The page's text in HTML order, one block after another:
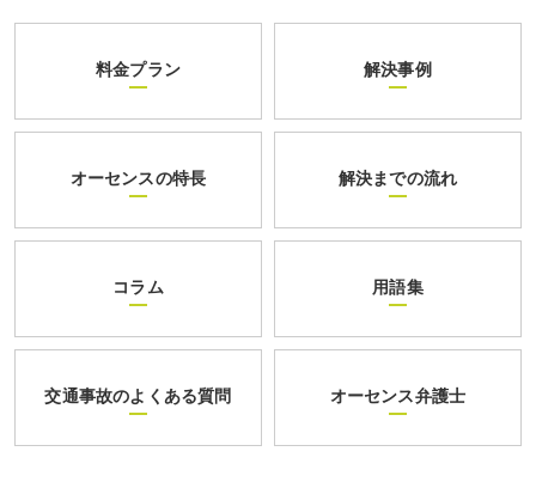
料金プラン 解決事例
オーセンスの特長 解決までの流れ
コラム 用語集
交通事故のよくある質問 オーセンス弁護士